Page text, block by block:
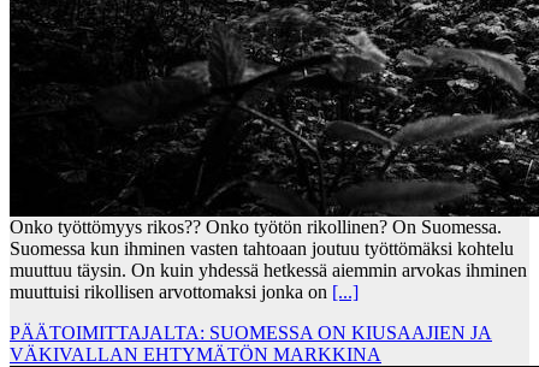
Onko työttömyys rikos?? Onko työtön rikollinen? On Suomessa.
Suomessa kun ihminen vasten tahtoaan joutuu työttömäksi kohtelu
muuttuu täysin. On kuin yhdessä hetkessä aiemmin arvokas ihminen
muuttuisi rikollisen arvottomaksi jonka on [...]
PÄÄTOIMITTAJALTA: SUOMESSA ON KIUSAAJIEN JA
VÄKIVALLAN EHTYMÄTÖN MARKKINA